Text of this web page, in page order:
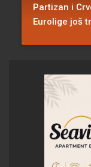
Partizan i
Eurolige još